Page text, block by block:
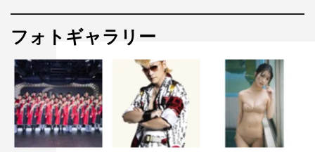
フォトギャラリー